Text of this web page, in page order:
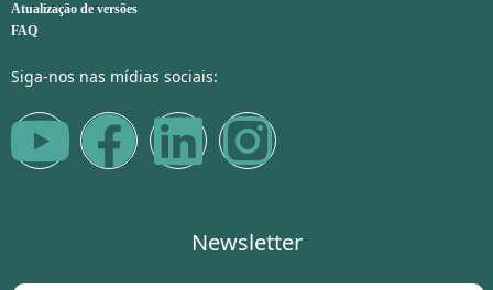
Atualização de versões
FAQ
Siga-nos nas mídias sociais:
Newsletter